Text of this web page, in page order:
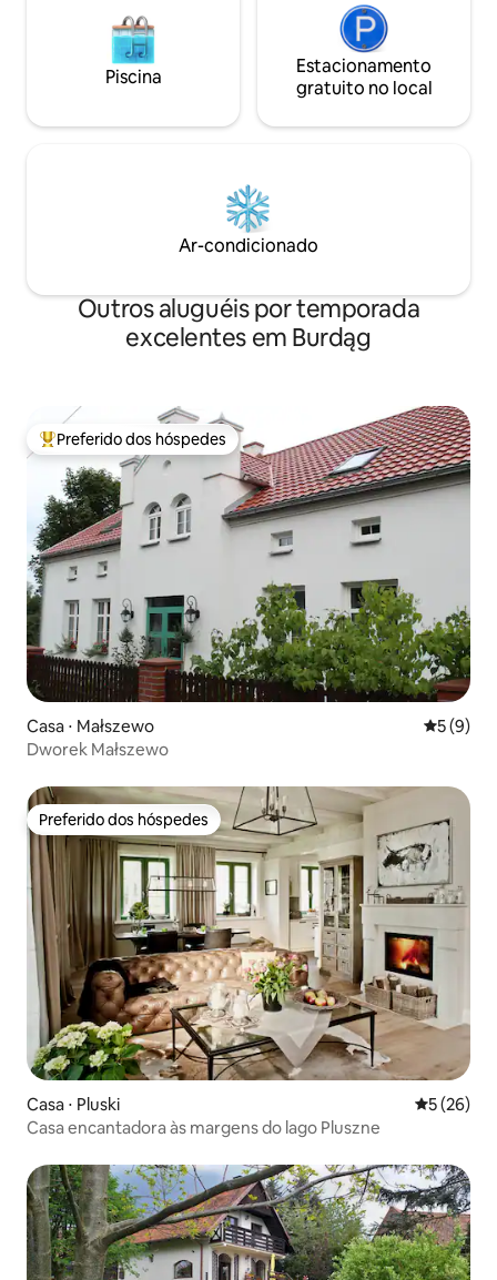
Piscina
Estacionamento
gratuito no local
Ar-condicionado
Outros aluguéis por temporada
excelentes em Burdąg
Entre os melhores preferidos dos hóspedes
Preferido dos hóspedes
Casa ⋅ Małszewo 5 de
5 (9)
Dworek Małszewo
Preferido dos hóspedes
Preferido dos hóspedes
Casa ⋅ Pluski 5 de uma
5 (26)
Casa encantadora às margens do lago Pluszne